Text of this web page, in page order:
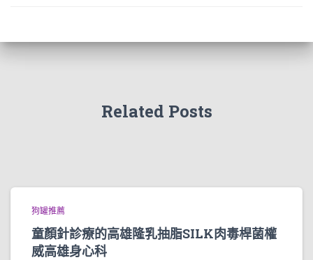
Related Posts
狗罐推薦
童顏針診療的高雄隆乳抽脂SILK肉毒桿菌權
威高雄身心科